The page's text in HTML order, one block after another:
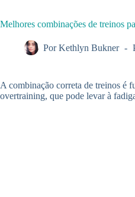
Melhores combinações de treinos
Por Kethlyn Bukner
A combinação correta de treinos é
overtraining, que pode levar à